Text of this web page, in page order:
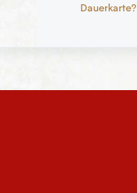
Dauerkarte?